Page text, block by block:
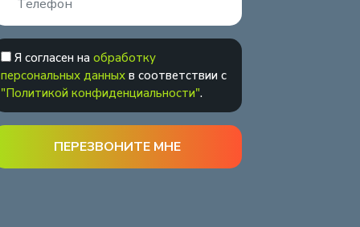
Я согласен на обработку
персональных данных в соответствии с
"Политикой конфиденциальности".